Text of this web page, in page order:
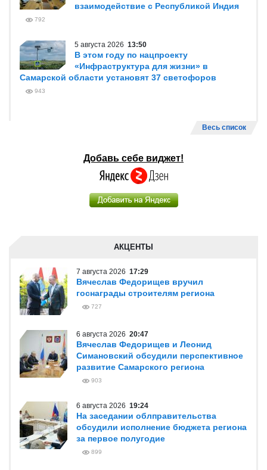
взаимодействие с Республикой Индия
792
5 августа 2026 13:50
В этом году по нацпроекту
«Инфраструктура для жизни» в
Самарской области установят 37 светофоров
943
Весь список
Добавь себе виджет!
АКЦЕНТЫ
7 августа 2026 17:29
Вячеслав Федорищев вручил
госнаграды строителям региона
727
6 августа 2026 20:47
Вячеслав Федорищев и Леонид
Симановский обсудили перспективное
развитие Самарского региона
903
6 августа 2026 19:24
На заседании облправительства
обсудили исполнение бюджета региона
за первое полугодие
899